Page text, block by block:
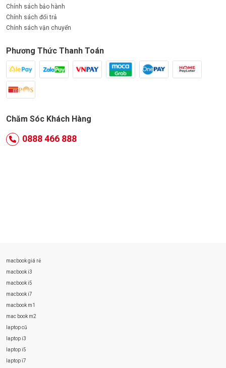
Chính sách bảo hành
Chính sách đổi trả
Chính sách vận chuyển
Phương Thức Thanh Toán
Chăm Sóc Khách Hàng
0888 466 888
macbook giá rẻ
macbook i3
macbook i5
macbook i7
macbook m1
mac book m2
laptop cũ
laptop i3
laptop i5
laptop i7